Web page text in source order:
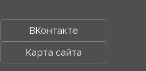
ВКонтакте
Карта сайта